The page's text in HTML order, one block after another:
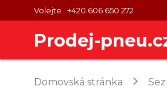
Volejte +420 606 650 272
Prodej-
Domovská stránka keyboard_arrow_right